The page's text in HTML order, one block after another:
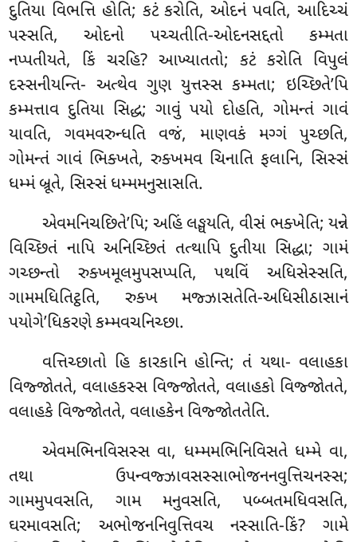
દુતિયા વિભત્તિ હોતિ; કટં કરોતિ, ઓદનં પવતિ, આદિચ્ચં
પસ્સતિ, ઓદનો પચ્ચતીતિ-ઓદનસદ્દતો કમ્મતા
નપ્પતીયતે, કિં ચરહિ? આખ્યાતતો; કટં કરોતિ વિપુલં
દસ્સનીયન્તિ- અત્થેવ ગુણ યુત્તસ્સ કમ્મતા; ઇચ્છિતે’પિ
કમ્મત્તાવ દુતિયા સિદ્ધ; ગાવું પયો દોહતિ, ગોમન્તં ગાવં
યાવતિ, ગવમવરુન્ધતિ વજં, માણવકં મગ્ગં પુચ્છતિ,
ગોમન્તં ગાવં ભિક્ખતે, રુક્ખમવ ચિનાતિ ફલાનિ, સિસ્સં
ધમ્મં બ્રૂતે, સિસ્સં ધમ્મમનુસાસતિ.
એવમનિચછિતે’પિ;અહિં લઙ્ઘયતિ, વીસં ભક્ખેતિ; યન્ને
વિચ્છિતં નાપિ અનિચ્છિતં તત્થાપિ દુતીયા સિદ્ધા; ગામં
ગચ્છન્તો રુક્ખમૂલમુપસપ્પતિ, પથવિં અધિસેસ્સતિ,
ગામમધિતિટ્ઠતિ, રુક્ખ મજ્ઝાસતેતિ-અધિસીઠાસાનં
પયોગે’ધિકરણે કમ્મવચનિચ્છા.
વત્તિચ્છાતો હિ કારકાનિ હોન્તિ; તં યથા- વલાહકા
વિજ્જોતતે, વલાહકસ્સ વિજ્જોતતે, વલાહકો વિજ્જોતતે,
વલાહકે વિજ્જોતતે, વલાહકેન વિજ્જોતતેતિ.
એવમભિનવિસસ્સ વા, ધમ્મમભિનિવિસતે ધમ્મે વા,
તથા ઉપન્વજ્ઝાવસસ્સાભોજનનવુત્તિચનસ્સ;
ગામમુપવસતિ, ગામ મનુવસતિ, પબ્બતમધિવસતિ,
ઘરમાવસતિ; અભોજનનિવુત્તિવચ નસ્સાતિ-કિં? ગામે